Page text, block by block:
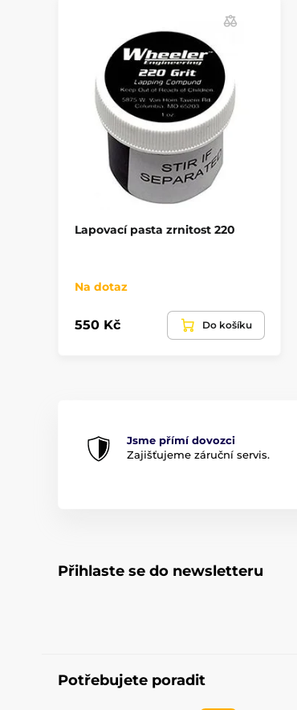
Lapovací pasta zrnitost 220
Na dotaz
550 Kč Do košíku
Jsme přímí dovozci
Zajišťujeme záruční servis.
Přihlaste se do newsletteru
Potřebujete poradit